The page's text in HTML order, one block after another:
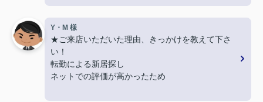
か？
LINEでのコミュニケーションでやりやすい！
★担当者、または当店に一言お願い致します！
沢山LINEを送ってしまいましたが、
丁寧にご対応いただきありがとうございました‼
Y・M 様
★ご来店いただいた理由、きっかけを教えて下さ
い！
転勤による新居探し
ネットでの評価が高かったため